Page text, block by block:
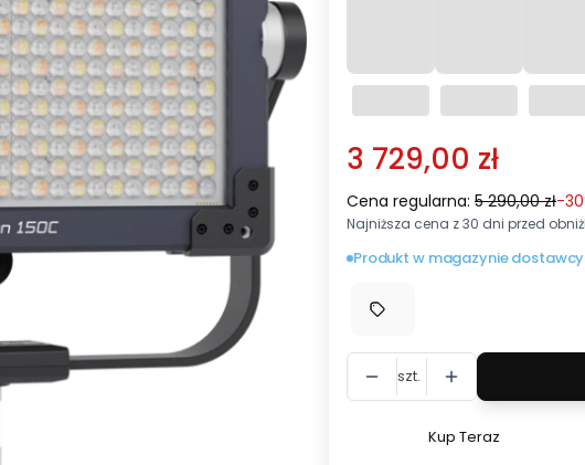
3 729,00 zł
Cena regularna: 5 290,00 zł-
Najniższa cena z 30 dni przed
Produkt w magazynie dostawcy
szt.
Szybki
Kup Teraz